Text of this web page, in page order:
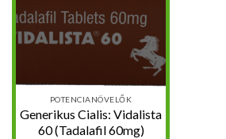
POTENCIANÖVELŐK
Generikus Cialis: Vidalista
60 (Tadalafil 60mg)